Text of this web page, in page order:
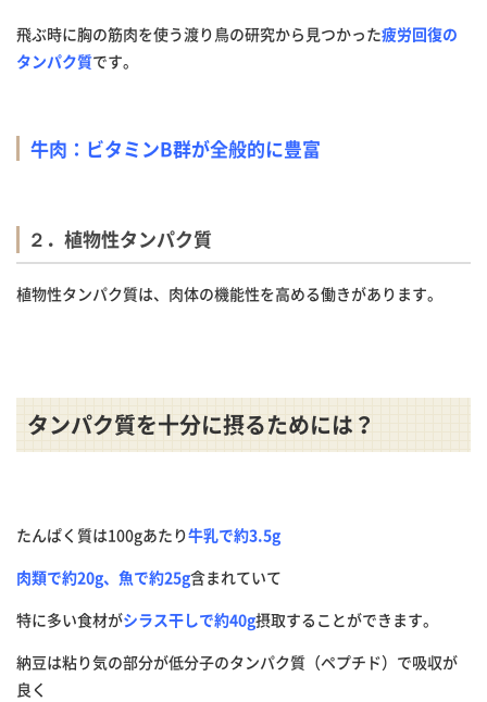
飛ぶ時に胸の筋肉を使う渡り鳥の研究から見つかった疲労回復の
タンパク質です。
牛肉：ビタミンB群が全般的に豊富
２．植物性タンパク質
植物性タンパク質は、肉体の機能性を高める働きがあります。
タンパク質を十分に摂るためには？
たんぱく質は100gあたり牛乳で約3.5g
肉類で約20g、魚で約25g含まれていて
特に多い食材がシラス干しで約40g摂取することができます。
納豆は粘り気の部分が低分子のタンパク質（ペプチド）で吸収が
良く